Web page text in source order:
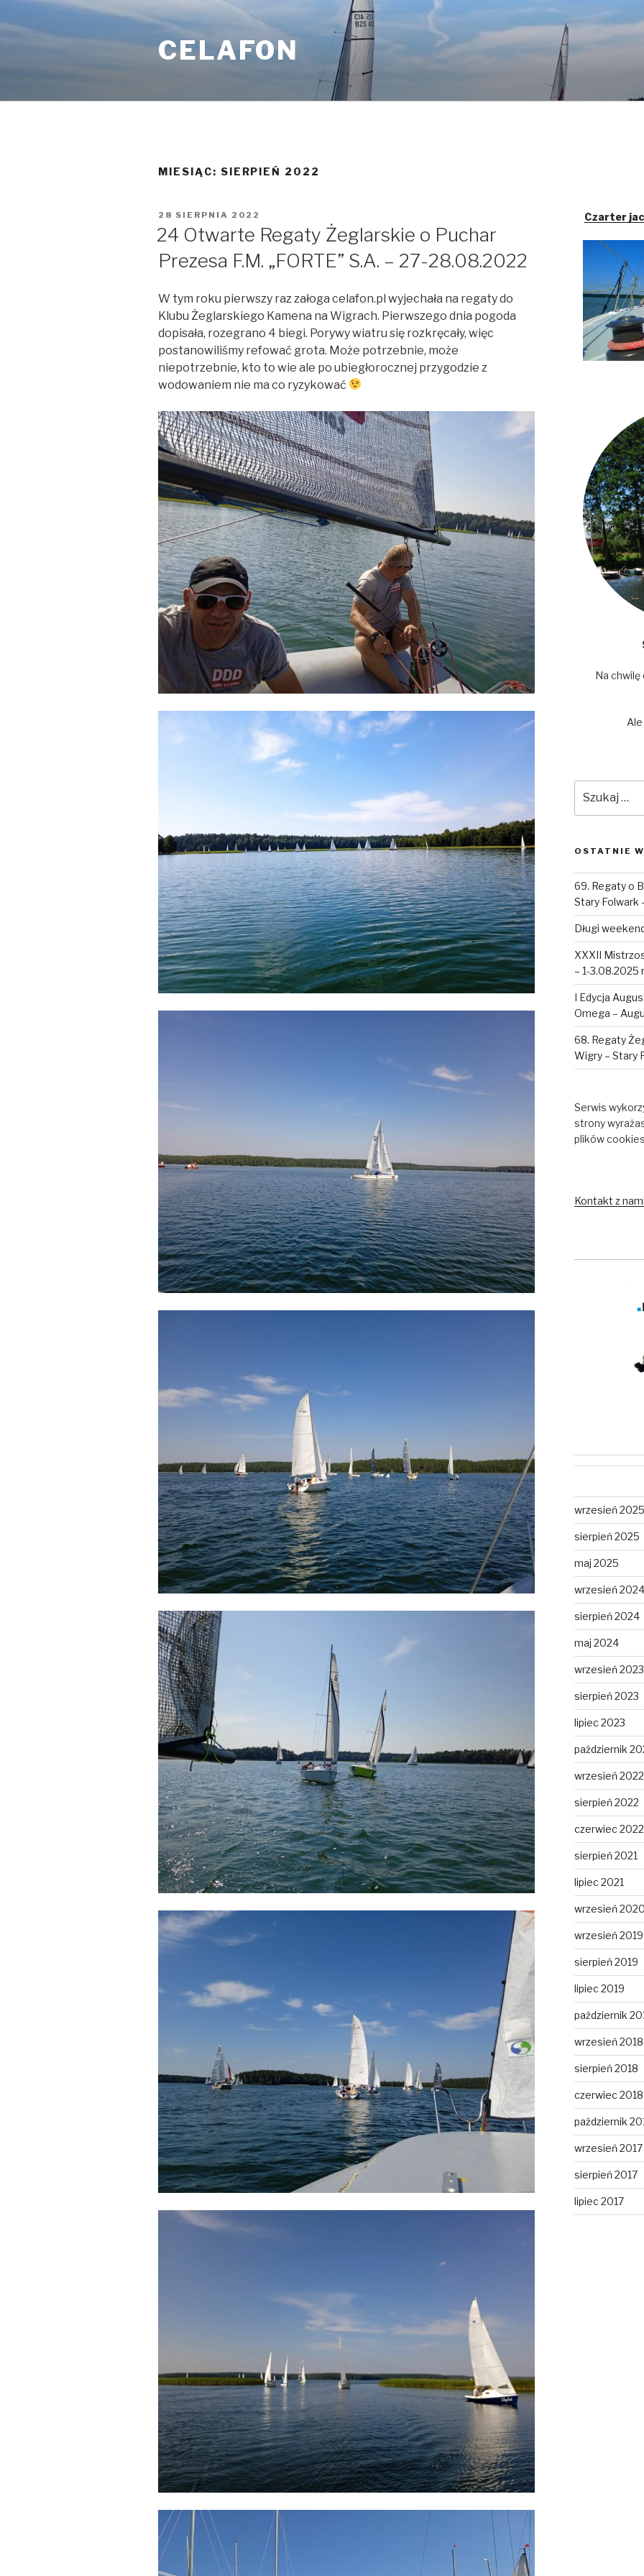
do
CELAFON
MIESIĄC: SIERPIEŃ 2022
OPUBLIKOWANE
28 SIERPNIA 2022
24 Otwarte Regaty Żeglarskie o Puchar
Prezesa F.M. „FORTE” S.A. – 27-28.08.2022
W tym roku pierwszy raz załoga celafon.pl wyjechała na regaty do
Klubu Żeglarskiego Kamena na Wigrach. Pierwszego dnia pogoda
dopisała, rozegrano 4 biegi. Porywy wiatru się rozkręcały, więc
postanowiliśmy refować grota. Może potrzebnie, może
niepotrzebnie, kto to wie ale po ubiegłorocznej przygodzie z
wodowaniem nie ma co ryzykować
Czarter
Na
OSTATNIE
69. Regaty o
Stary Folwark
Długi
XXXII
– 1-3.08.2025
I Edycja
Omega –
68. Regaty
Wigry – Stary
Serwis
strony
plików
Kontakt z
wrzesień 2025
sierpień 2025
maj 2025
wrzesień 2024
sierpień 2024
maj 2024
wrzesień 2023
sierpień 2023
lipiec 2023
październik
wrzesień 2022
sierpień 2022
czerwiec 2022
sierpień 2021
lipiec 2021
wrzesień
wrzesień 2019
sierpień 2019
lipiec 2019
październik
wrzesień 2018
sierpień 2018
czerwiec 2018
październik
wrzesień 2017
sierpień 2017
lipiec 2017